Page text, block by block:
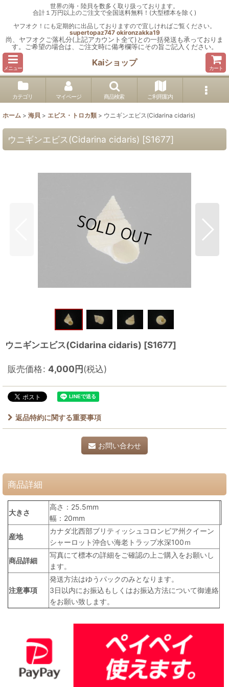
世界の海・陸貝を数多く取り扱っております。
合計１万円以上のご注文で全国送料無料！(大型標本を除く)
ヤフオク！にも定期的に出品しておりますので宜しければご覧ください。
supertopaz747 okironzakka19
尚、ヤフオクご落札分(上記アカウント全て)との一括発送も承っておりま
す。ご希望の場合は、ご注文時に備考欄等にその旨ご記入ください。
メニュー
Kaiショップ
カート
カテゴリ マイページ 商品検索 ご利用案内
ホーム > 海貝 > エビス・トロカ類 > ウニギンエビス(Cidarina cidaris)
ウニギンエビス(Cidarina cidaris) [S1677]
ウニギンエビス(Cidarina cidaris) [S1677]
販売価格: 4,000円(税込)
返品特約に関する重要事項
お問い合わせ
商品詳細
大きさ
高さ：25.5mm
幅：20mm
産地
カナダ北西部ブリティッシュコロンビア州クイーン
シャーロット沖合い海老トラップ水深100ｍ
商品詳細
写真にて標本の詳細をご確認の上ご購入をお願いし
ます。
注意事項
発送方法はゆうパックのみとなります。
3日以内にお振込もしくはお振込方法について御連絡
をお願い致します。